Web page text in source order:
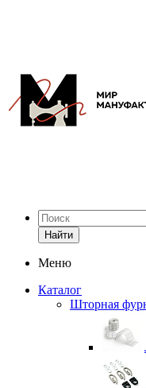
Найти
Меню
Каталог
Шторная